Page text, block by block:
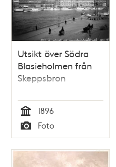
Utsikt över Södra
Blasieholmen från
Skeppsbron
Tid
1896
Typ
Foto